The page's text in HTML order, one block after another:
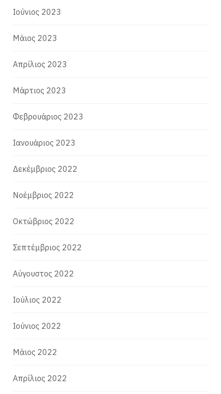
Ιούνιος 2023
Μάιος 2023
Απρίλιος 2023
Μάρτιος 2023
Φεβρουάριος 2023
Ιανουάριος 2023
Δεκέμβριος 2022
Νοέμβριος 2022
Οκτώβριος 2022
Σεπτέμβριος 2022
Αύγουστος 2022
Ιούλιος 2022
Ιούνιος 2022
Μάιος 2022
Απρίλιος 2022